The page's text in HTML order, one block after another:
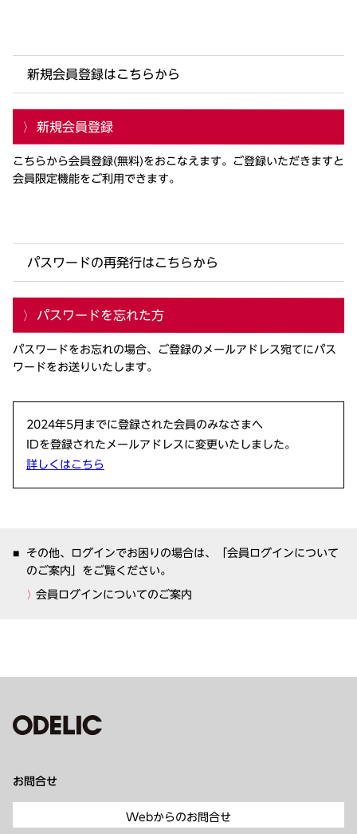
新規会員登録はこちらから
新規会員登録
こちらから会員登録(無料)をおこなえます。ご登録いただきますと
会員限定機能をご利用できます。
パスワードの再発行はこちらから
パスワードを忘れた方
パスワードをお忘れの場合、ご登録のメールアドレス宛てにパス
ワードをお送りいたします。
2024年5月までに登録された会員のみなさまへ
IDを登録されたメールアドレスに変更いたしました。
詳しくはこちら
その他、ログインでお困りの場合は、「会員ログインについて
のご案内」をご覧ください。
会員ログインについてのご案内
お問合せ
Webからのお問合せ